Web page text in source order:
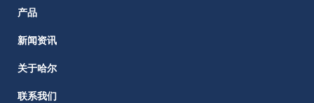
产品
新闻资讯
关于哈尔
联系我们